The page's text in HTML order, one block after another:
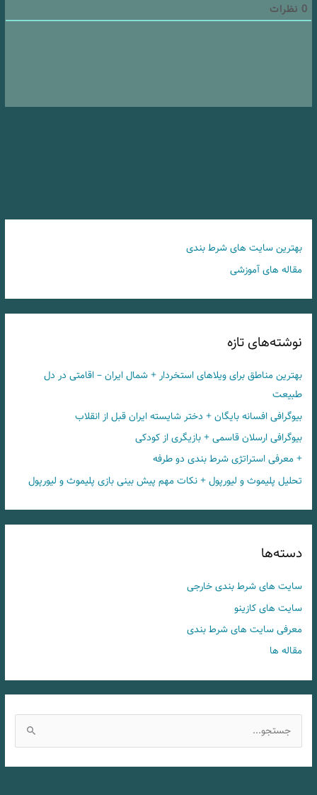
0 نظرات
بهترین سایت های شرط بندی
مقاله های آموزشی
نوشته‌های تازه
بهترین مناطق برای ویلاهای استخردار + شمال ایران – اقامتی در دل
طبیعت
بیوگرافی افسانه بایگان + دختر شایسته ایران قبل از انقلاب
بیوگرافی ارسلان قاسمی + بازیگری از کودکی
+ معرفی استراتژی شرط بندی دو طرفه
تحلیل پلیموث و لیورپول + نکات مهم پیش بینی بازی پلیموث و لیورپول
دسته‌ها
سایت های شرط بندی خارجی
سایت های کازینو
معرفی سایت های شرط بندی
مقاله ها